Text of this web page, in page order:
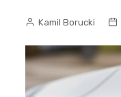
Kamil Borucki